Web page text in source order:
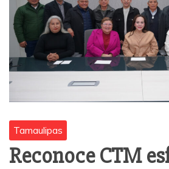
Tamaulipas
Reconoce CTM